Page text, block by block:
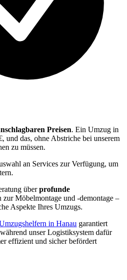
Preisen. Ein Umzug in
und das, ohne Abstriche bei unserem
zu müssen.
an Services zur Verfügung, um
überprofunde
zur Möbelmontage und -demontage –
Aspekte Ihres Umzugs.
in Hanau garantiert
unser Logistiksystem dafür
effizient und sicher befördert